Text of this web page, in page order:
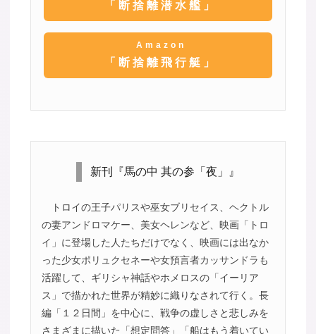
「断捨離潜水艦」
Amazon
「断捨離飛行艇」
新刊『馬の中 其の参「夜」』
トロイの王子パリスや巫女ブリセイス、ヘクトル
の妻アンドロマケー、美女ヘレンなど、映画「トロ
イ」に登場した人たちだけでなく、映画には出なか
った少女ポリュクセネーや女預言者カッサンドラも
活躍して、ギリシャ神話やホメロスの「イーリア
ス」で描かれた世界が精妙に織りなされて行く。長
編「１２日間」を中心に、戦争の虚しさと悲しみを
さまざまに描いた「想定問答」「船はもう着いてい